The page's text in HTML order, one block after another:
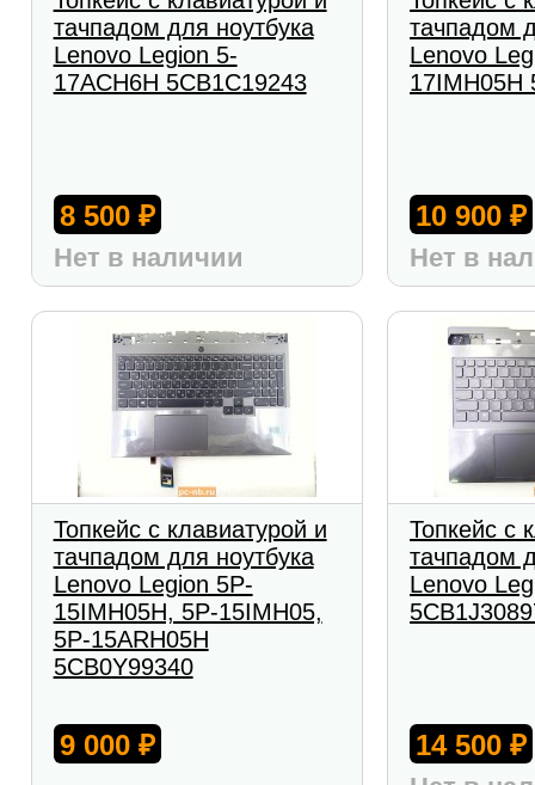
тачпадом для ноутбука
Lenovo Legion 5-
17ACH6H 5CB1C19243
8 500 ₽
Нет в наличии
тачпадом
Lenovo
17IMH05H
10 900₽
Нет в
Топкейс с клавиатурой и
тачпадом для ноутбука
Lenovo Legion 5P-
15IMH05H, 5P-15IMH05,
5P-15ARH05H
5CB0Y99340
9 000 ₽
Топкейс с
тачпадом
Lenovo
14 500₽